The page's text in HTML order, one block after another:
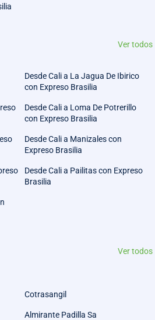
Ver todos
Desde Cali a La Jagua De Ibirico
con Expreso Brasilia
Desde Cali a Loma De Potrerillo
con Expreso Brasilia
Desde Cali a Manizales con
Expreso Brasilia
Desde Cali a Pailitas con Expreso
Brasilia
Ver todos
Cotrasangil
Almirante Padilla Sa